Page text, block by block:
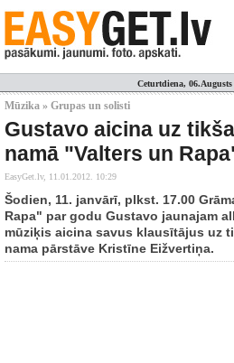
Ceturtdiena, 06.Augusts
Mūzika » Grupas un solisti
Gustavo aicina uz
namā "Valters un
EasyGet.lv, 11.01.2012. 10:29
Šodien, 11. janvārī, plkst. 17.00
Rapa" par godu Gustavo jaunajam
mūziķis aicina savus klausītājus uz
nama pārstāve Kristīne Eižvertiņa.